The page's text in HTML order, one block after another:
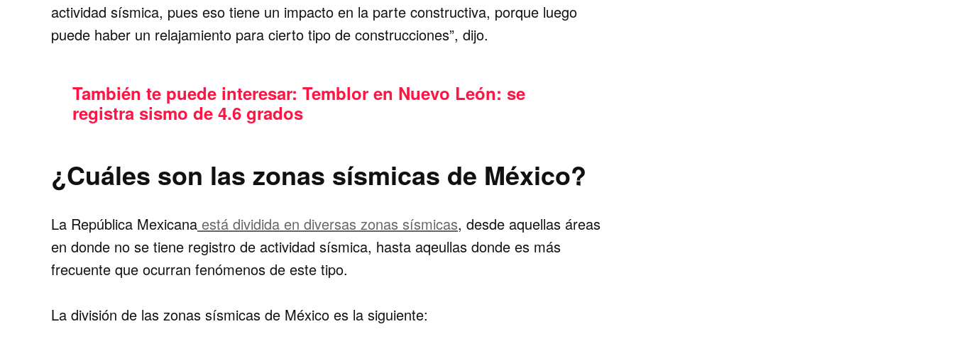
actividad sísmica, pues eso tiene un impacto en la parte constructiva, porque luego
puede haber un relajamiento para cierto tipo de construcciones”, dijo.
También te puede interesar: Temblor en Nuevo León: se
registra sismo de 4.6 grados
¿Cuáles son las zonas sísmicas de México?
La República Mexicana está dividida en diversas zonas sísmicas, desde aquellas áreas
en donde no se tiene registro de actividad sísmica, hasta aqeullas donde es más
frecuente que ocurran fenómenos de este tipo.
La división de las zonas sísmicas de México es la siguiente: